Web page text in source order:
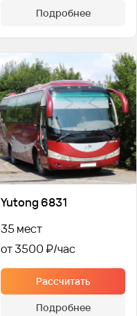
Подробнее
Yutong 6831
35 мест
от 3500 ₽
Рассчитать
Подробнее